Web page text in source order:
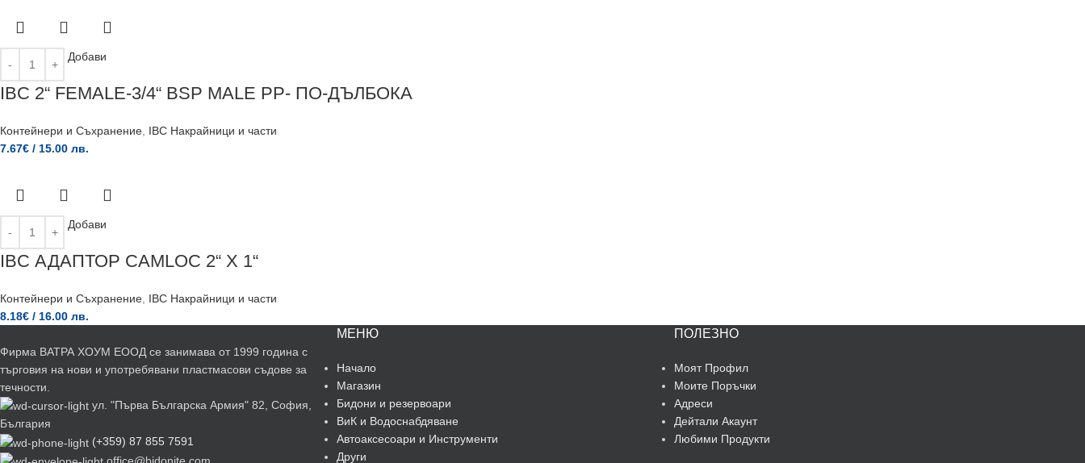
Добави
IBC 2“ FEMALE-3/4“ BSP MALE PP- ПО-ДЪЛБОКА
Контейнери и Съхранение IBC Накрайници и части
7.67€ / 15.00 лв.
Добави
IBC АДАПТОР CAMLOC 2“ X 1“
Контейнери и Съхранение IBC Накрайници и части
8.18€ / 16.00 лв.
Фирма ВАТРА ХОУМ ЕООД се занимава от 1999 година с
търговия на нови и употребявани пластмасови съдове за
течности.
ул. "Първа Българска Армия" 82, София,
България
(+359) 87 855 7591
office@bidonite.com
МЕНЮ
Начало
Магазин
Бидони и резервоари
ВиК и Водоснабдяване
Автоаксесоари и Инструменти
Други
ПОЛЕЗНО
Моят Профил
Моите Поръчки
Адреси
Дейтали Акаунт
Любими Продукти